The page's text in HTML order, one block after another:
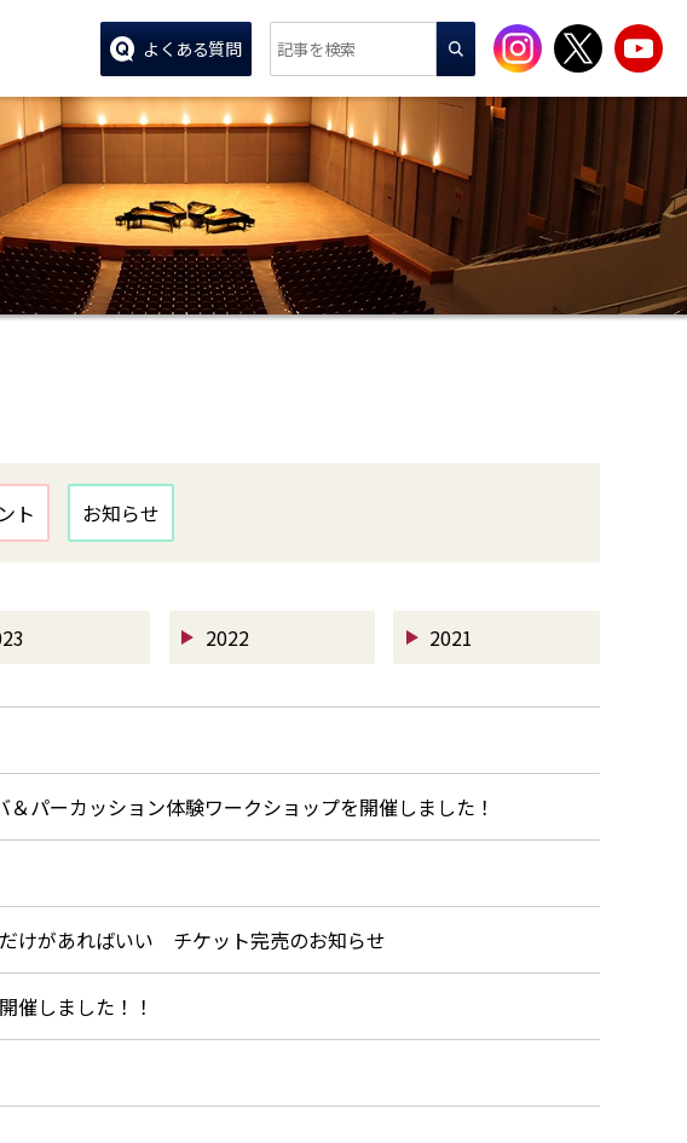
よくある質問
ト お知らせ
2022 2021
パーカッション体験ワークショップを開催しました！
だけがあればいい チケット完売のお知らせ
催しました！！